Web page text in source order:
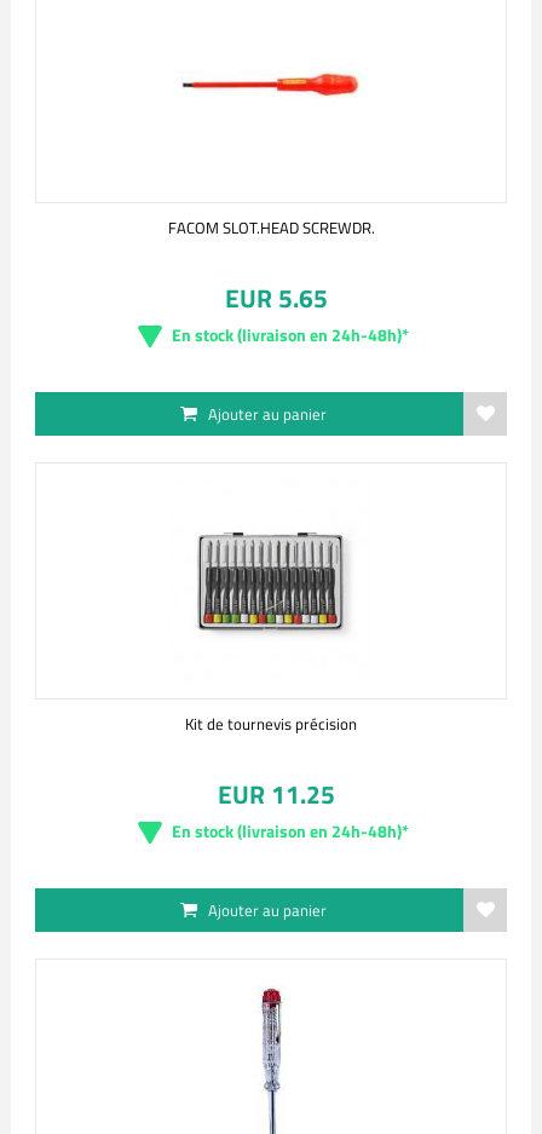
FACOM SLOT.HEAD SCREWDR.
EUR 5.65
En stock (livraison en 24h-48h)*
Ajouter au panier
Kit de tournevis précision
EUR 11.25
En stock (livraison en 24h-48h)*
Ajouter au panier